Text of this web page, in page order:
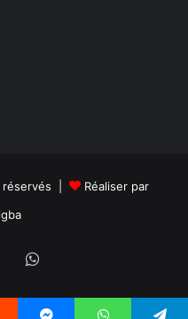
réservés |
Réaliser par
TikTokWhatsApp